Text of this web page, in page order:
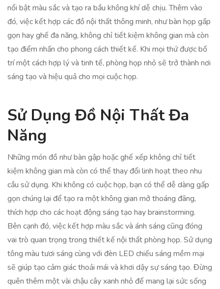
nổi bật màu sắc và tạo ra bầu không khí dễ chịu. Thêm vào
đó, việc kết hợp các đồ nội thất thông minh, như bàn họp gấp
gọn hay ghế đa năng, không chỉ tiết kiệm không gian mà còn
tạo điểm nhấn cho phong cách thiết kế. Khi mọi thứ được bố
trí một cách hợp lý và tinh tế, phòng họp nhỏ sẽ trở thành nơi
sáng tạo và hiệu quả cho mọi cuộc họp.
Sử Dụng Đồ Nội Thất Đa
Năng
Những món đồ như bàn gập hoặc ghế xếp không chỉ tiết
kiệm không gian mà còn có thể thay đổi linh hoạt theo nhu
cầu sử dụng. Khi không có cuộc họp, bạn có thể dễ dàng gấp
gọn chúng lại để tạo ra một không gian mở thoáng đãng,
thích hợp cho các hoạt động sáng tạo hay brainstorming.
Bên cạnh đó, việc kết hợp màu sắc và ánh sáng cũng đóng
vai trò quan trọng trong thiết kế nội thất phòng họp. Sử dụng
tông màu tươi sáng cùng với đèn LED chiếu sáng mềm mại
sẽ giúp tạo cảm giác thoải mái và khơi dậy sự sáng tạo. Đừng
quên thêm một vài chậu cây xanh nhỏ để mang lại sức sống